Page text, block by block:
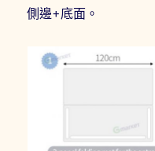
側邊+底面。